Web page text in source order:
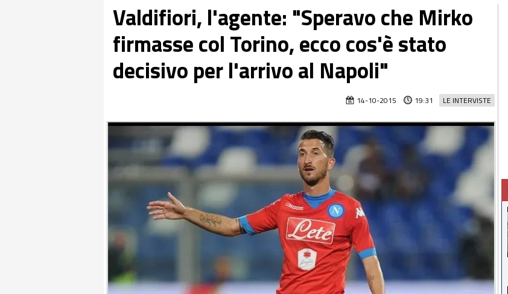
Valdifiori, l'agente: "Speravo che Mirko
firmasse col Torino, ecco cos'è stato
decisivo per l'arrivo al Napoli"
LE INTERVISTE
14-10-2015 19:31